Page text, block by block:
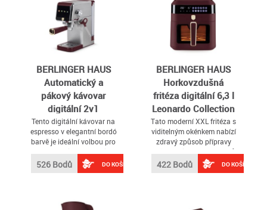
BERLINGER HAUS
Automatický a
pákový kávovar
digitální 2v1
Leonardo Collection
BH-9623
Tento digitální kávovar na
espresso v elegantní bordó
barvě je ideální volbou pro
každého milovníka kvalitní
kávy
526 Bodů DO KOŠÍKU
BERLINGER HAUS
Horkovzdušná
fritéza digitální 6,3 l
Leonardo Collection
BH-9687
Tato moderní XXL fritéza s
viditelným okénkem nabízí
zdravý způsob přípravy
vašich oblíbených pokrmů
– s až o 80 % méně tuku
422 Bodů DO KOŠÍKU